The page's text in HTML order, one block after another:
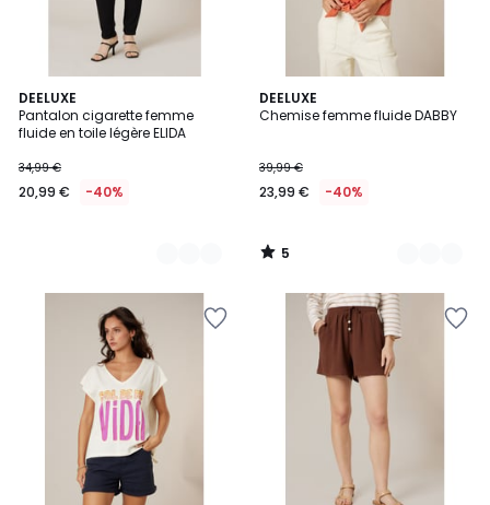
DEELUXE
Pantalon cigarette femme
fluide en toile légère ELIDA
34,99 €
20,99 € -40%
3
Couleurs
DEELUXE
Chemise femme fluide DABBY
39,99 €
23,99 € -40%
5
/
2
Couleurs
5
/